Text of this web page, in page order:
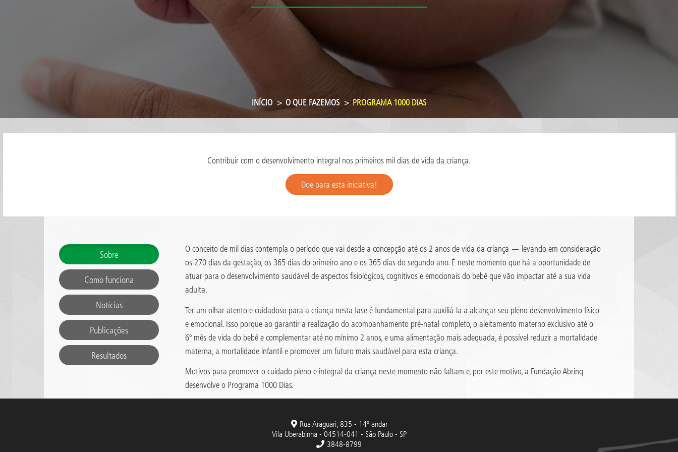
INÍCIO O QUE FAZEMOS PROGRAMA 1000 DIAS
Contribuir com o desenvolvimento integral nos primeiros mil dias de vida da criança.
Doe para esta iniciativa!
Sobre
Como funciona
Notícias
Publicações
Resultados
O conceito de mil dias contempla o período que vai desde a concepção até os 2 anos de vida da criança — levando em consideração
os 270 dias da gestação, os 365 dias do primeiro ano e os 365 dias do segundo ano. É neste momento que há a oportunidade de
atuar para o desenvolvimento saudável de aspectos fisiológicos, cognitivos e emocionais do bebê que vão impactar até a sua vida
adulta.
Ter um olhar atento e cuidadoso para a criança nesta fase é fundamental para auxiliá-la a alcançar seu pleno desenvolvimento físico
e emocional. Isso porque ao garantir a realização do acompanhamento pré-natal completo, o aleitamento materno exclusivo até o
6º mês de vida do bebê e complementar até no mínimo 2 anos, e uma alimentação mais adequada, é possível reduzir a mortalidade
materna, a mortalidade infantil e promover um futuro mais saudável para esta criança.
Motivos para promover o cuidado pleno e integral da criança neste momento não faltam e, por este motivo, a Fundação Abrinq
desenvolve o Programa 1000 Dias.
Rua Araguari, 835 - 14º andar
Vila Uberabinha - 04514-041 - São Paulo - SP
3848-8799